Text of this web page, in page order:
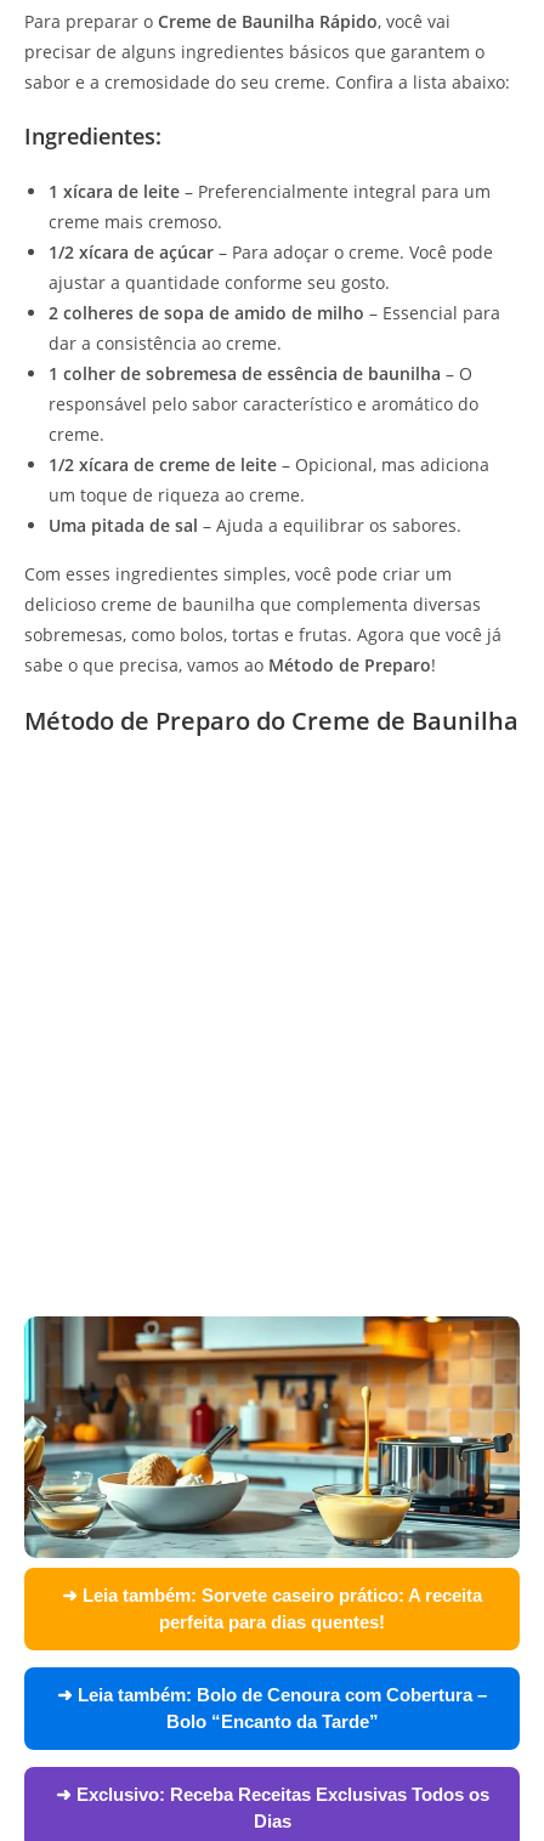
Para preparar o Creme de Baunilha Rápido, você vai
precisar de alguns ingredientes básicos que garantem o
sabor e a cremosidade do seu creme. Confira a lista abaixo:
Ingredientes:
1 xícara de leite – Preferencialmente integral para um
creme mais cremoso.
1/2 xícara de açúcar – Para adoçar o creme. Você pode
ajustar a quantidade conforme seu gosto.
2 colheres de sopa de amido de milho – Essencial para
dar a consistência ao creme.
1 colher de sobremesa de essência de baunilha – O
responsável pelo sabor característico e aromático do
creme.
1/2 xícara de creme de leite – Opicional, mas adiciona
um toque de riqueza ao creme.
Uma pitada de sal – Ajuda a equilibrar os sabores.
Com esses ingredientes simples, você pode criar um
delicioso creme de baunilha que complementa diversas
sobremesas, como bolos, tortas e frutas. Agora que você já
sabe o que precisa, vamos ao Método de Preparo!
Método de Preparo do Creme de Baunilha
➜ Leia também: Sorvete caseiro prático: A receita
perfeita para dias quentes!
➜ Leia também: Bolo de Cenoura com Cobertura –
Bolo “Encanto da Tarde”
➜ Exclusivo: Receba Receitas Exclusivas Todos os
Dias